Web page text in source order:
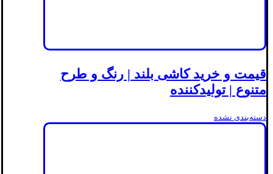
قیمت و خرید کاشی بلند | رنگ و طرح
متنوع | تولیدکننده
دسته‌بندی نشده